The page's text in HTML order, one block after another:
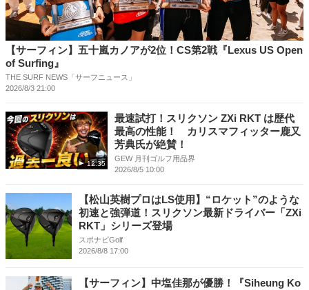
【サーフィン】五十嵐カノアが2位！CS第2戦『Lexus US Open
of Surfing』
THE SURF NEWS「サーフニュース」
2026/8/3 21:00
12:35
最速試打！スリクソン ZXi RKT は歴代
最高の性能！ カリスマフィッター鹿又
芳典氏が絶賛！
GEW 月刊ゴルフ用品界
2026/8/5 10:00
【松山英樹プロはLS使用】“ロケット”のような
初速と強弾道！スリクソン最新ドライバー「ZXi
RKT」シリーズ登場
スポナビGolf
2026/8/8 17:00
【サーフィン】中塩佳那が優勝！『Siheung Ko